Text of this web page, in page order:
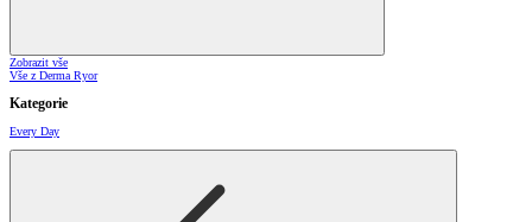
Zobrazit vše
Vše z Derma Ryor
Kategorie
Every Day